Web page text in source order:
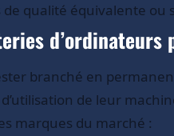
de qualité équivalente
d’ordinateurs
branché en
de leur
marques du marché :